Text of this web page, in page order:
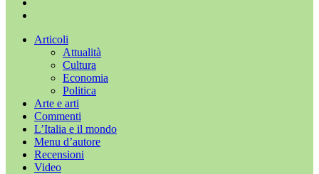
Chiudi Articoli
Attualità
Cultura
Economia
Politica
Arte e arti
Commenti
L’Italia e il mondo
Menu d’autore
Recensioni
Video